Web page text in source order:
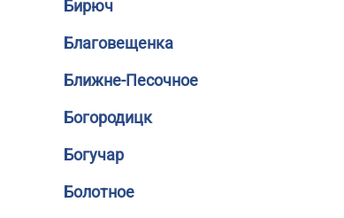
Бирюч
Благовещенка
Ближне-Песочное
Богородицк
Богучар
Болотное